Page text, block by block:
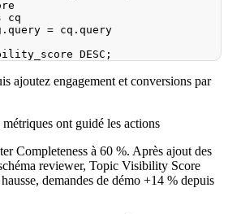
. query = cq .
DESC ;
ajoutez engagement et conversions par
ont guidé les actions
Completeness à 60 %. Après ajout des
reviewer, Topic Visibility Score
demandes de démo +14 % depuis